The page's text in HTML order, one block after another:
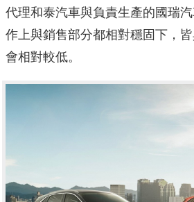
代理和泰汽車與負責生產的國瑞
作上與銷售部分都相對穩固下，
會相對較低。